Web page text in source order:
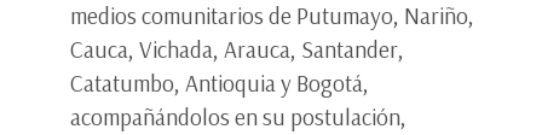
medios comunitarios de Putumayo, Nariño,
Cauca, Vichada, Arauca, Santander,
Catatumbo, Antioquia y Bogotá,
acompañándolos en su postulación,